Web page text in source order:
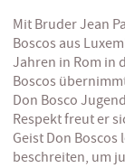
Mit Bruder Jean
Boscos aus
Jahren in Rom in
Boscos
Don Bosco
Respekt freut er
Geist Don
beschreiten, um